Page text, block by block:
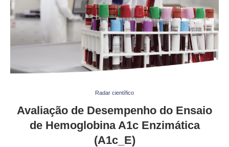
Radar científico
Avaliação de Desempenho do Ensaio
de Hemoglobina A1c Enzimática
(A1c_E)